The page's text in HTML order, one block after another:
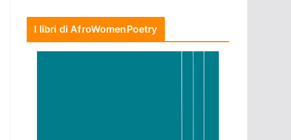
I libri di AfroWomenPoetry